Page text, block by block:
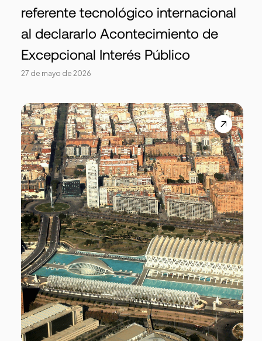
referente tecnológico internacional
al declararlo Acontecimiento de
Excepcional Interés Público
27 de mayo de 2026